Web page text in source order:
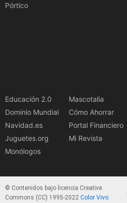
Pórtico
Educación 2.0
Dominio Mundial
Navidad.es
Juguetes.org
Monólogos
Mascotalia
Cómo Ahorrar
Portal Financiero
Mi Revista
© Contenidos bajo licencia Creative
Commons (CC) 1995-2022 Color Vivo